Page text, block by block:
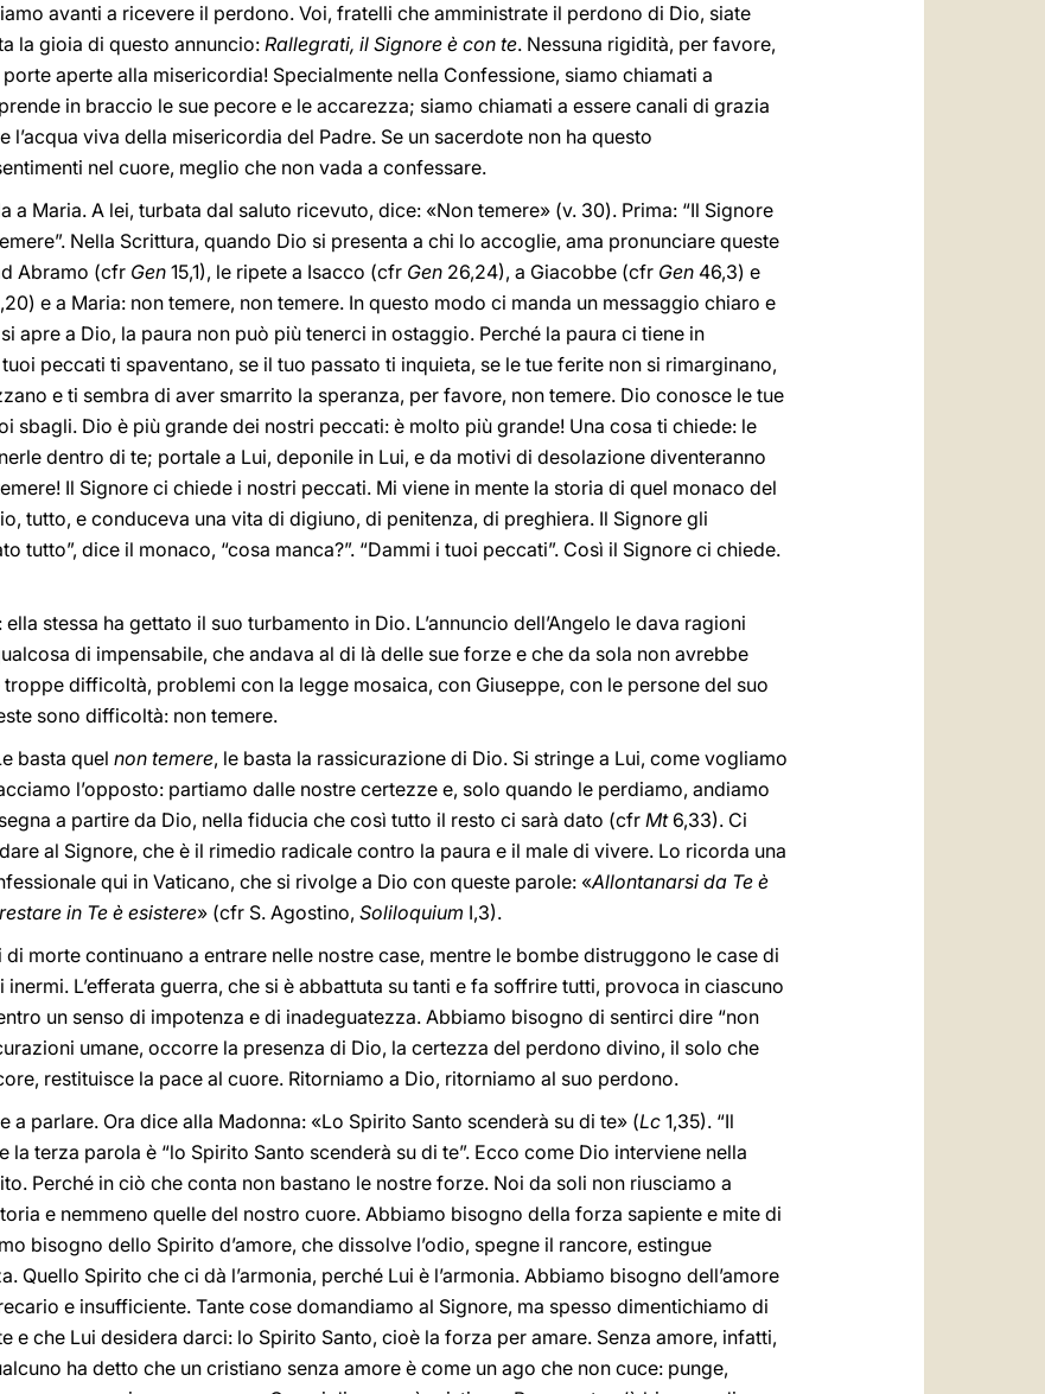
avanti a ricevere il perdono. Voi, fratelli che amministrate il perdono di Dio, siate
la gioia di questo annuncio: Rallegrati, il Signore è con te. Nessuna rigidità, per favore,
aperte alla misericordia! Specialmente nella Confessione, siamo chiamati a
in braccio le sue pecore e le accarezza; siamo chiamati a essere canali di grazia
l’acqua viva della misericordia del Padre. Se un sacerdote non ha questo
nel cuore, meglio che non vada a confessare.
a Maria. A lei, turbata dal saluto ricevuto, dice: «Non temere» (v. 30). Prima: “Il Signore
Nella Scrittura, quando Dio si presenta a chi lo accoglie, ama pronunciare queste
Abramo (cfr Gen 15,1), le ripete a Isacco (cfr Gen 26,24), a Giacobbe (cfr Gen 46,3) e
e a Maria: non temere, non temere. In questo modo ci manda un messaggio chiaro e
apre a Dio, la paura non può più tenerci in ostaggio. Perché la paura ci tiene in
peccati ti spaventano, se il tuo passato ti inquieta, se le tue ferite non si rimarginano,
e ti sembra di aver smarrito la speranza, per favore, non temere. Dio conosce le tue
sbagli. Dio è più grande dei nostri peccati: è molto più grande! Una cosa ti chiede: le
dentro di te; portale a Lui, deponile in Lui, e da motivi di desolazione diventeranno
Il Signore ci chiede i nostri peccati. Mi viene in mente la storia di quel monaco del
tutto, e conduceva una vita di digiuno, di penitenza, di preghiera. Il Signore gli
tutto”, dice il monaco, “cosa manca?”. “Dammi i tuoi peccati”. Così il Signore ci chiede.
stessa ha gettato il suo turbamento in Dio. L’annuncio dell’Angelo le dava ragioni
di impensabile, che andava al di là delle sue forze e che da sola non avrebbe
difficoltà, problemi con la legge mosaica, con Giuseppe, con le persone del suo
sono difficoltà: non temere.
basta quel non temere, le basta la rassicurazione di Dio. Si stringe a Lui, come vogliamo
l’opposto: partiamo dalle nostre certezze e, solo quando le perdiamo, andiamo
a partire da Dio, nella fiducia che così tutto il resto ci sarà dato (cfrMt6,33). Ci
al Signore, che è il rimedio radicale contro la paura e il male di vivere. Lo ricorda una
qui in Vaticano, che si rivolge a Dio con queste parole: «Allontanarsi da Te è
in Te è esistere» (cfr S. Agostino, Soliloquium I,3).
morte continuano a entrare nelle nostre case, mentre le bombe distruggono le case di
L’efferata guerra, che si è abbattuta su tanti e fa soffrire tutti, provoca in ciascuno
un senso di impotenza e di inadeguatezza. Abbiamo bisogno di sentirci dire “non
umane, occorre la presenza di Dio, la certezza del perdono divino, il solo che
restituisce la pace al cuore. Ritorniamo a Dio, ritorniamo al suo perdono.
a parlare. Ora dice alla Madonna: «Lo Spirito Santo scenderà su di te» (Lc 1,35). “Il
la terza parola è “lo Spirito Santo scenderà su di te”. Ecco come Dio interviene nella
Perché in ciò che conta non bastano le nostre forze. Noi da soli non riusciamo a
e nemmeno quelle del nostro cuore. Abbiamo bisogno della forza sapiente e mite di
bisogno dello Spirito d’amore, che dissolve l’odio, spegne il rancore, estingue
Quello Spirito che ci dà l’armonia, perché Lui è l’armonia. Abbiamo bisogno dell’amore
e insufficiente. Tante cose domandiamo al Signore, ma spesso dimentichiamo di
e che Lui desidera darci: lo Spirito Santo, cioè la forza per amare. Senza amore, infatti,
ha detto che un cristiano senza amore è come un ago che non cuce: punge,